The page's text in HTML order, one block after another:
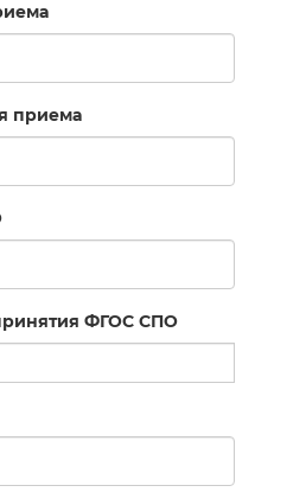
приема
ФГОС СПО